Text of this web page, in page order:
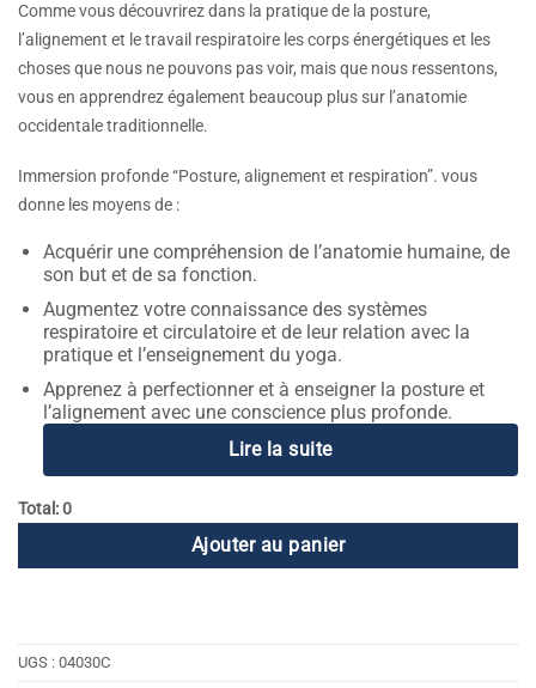
Comme vous découvrirez dans la pratique de la posture,
l’alignement et le travail respiratoire les corps énergétiques et les
choses que nous ne pouvons pas voir, mais que nous ressentons,
vous en apprendrez également beaucoup plus sur l’anatomie
occidentale traditionnelle.
Immersion profonde “Posture, alignement et respiration”. vous
donne les moyens de :
Acquérir une compréhension de l’anatomie humaine, de
son but et de sa fonction.
Augmentez votre connaissance des systèmes
respiratoire et circulatoire et de leur relation avec la
pratique et l’enseignement du yoga.
Apprenez à perfectionner et à enseigner la posture et
l’alignement avec une conscience plus profonde.
Lire la suite
Total: 0
Ajouter au panier
UGS : 04030C